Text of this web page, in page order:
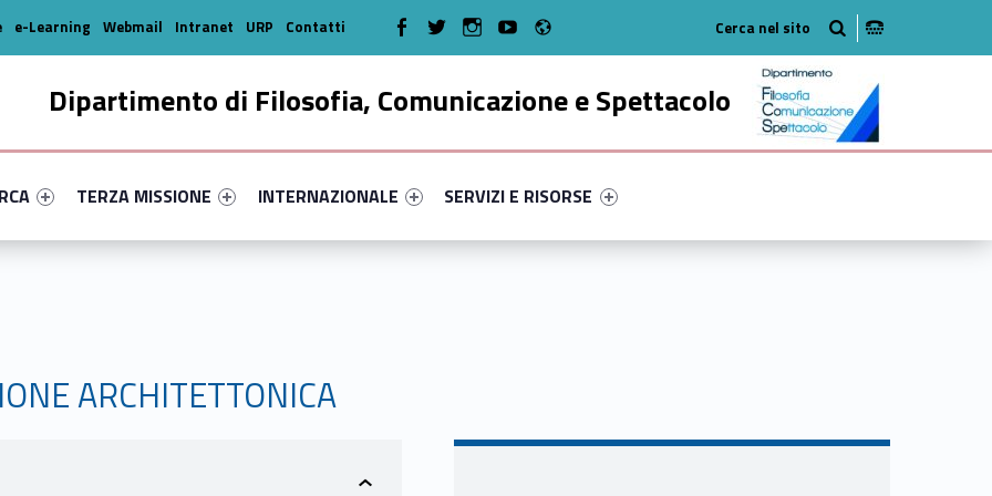
Dipartimento di Filosofia, Comunicazione e Spettacolo
primary-1352-16
#link-menu-primary-45146-35
Link identifier #link-menu-primary-93911-46
TERZA MISSIONE
Link identifier #link-menu-primary-49058-52
INTERNAZIONALE
Link identifier #link-menu-primary-29271-63
SERVIZI E RISORSE
e-Learning Webmail Intranet URP Contatti WebMan on Facebook
WebMan on TwitterWebMan on Instagram
WebMan on Youtube
ARCHITETTONICA